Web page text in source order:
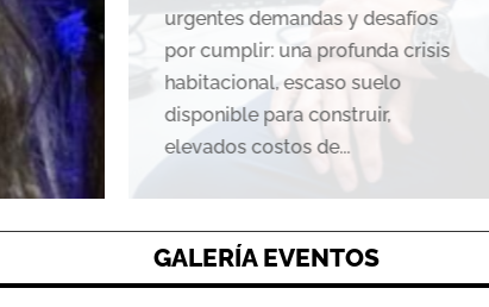
demandas y desafíos
cumplir: una profunda crisis
habitacional, escaso suelo
disponible para construir,
elevados costos de...
GALERÍA EVENTOS